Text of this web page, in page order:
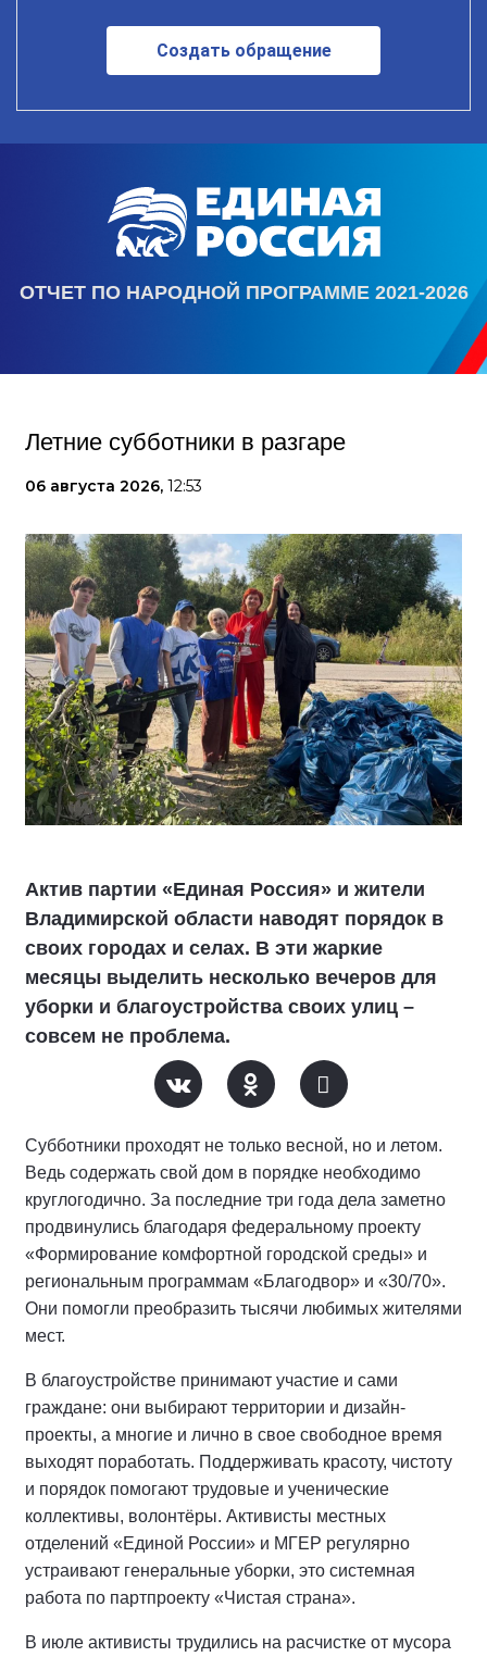
Создать обращение
ОТЧЕТ ПО НАРОДНОЙ ПРОГРАММЕ 2021-2026
Летние субботники в разгаре
06 августа 2026, 12:53
Актив партии «Единая Россия» и жители
Владимирской области наводят порядок в
своих городах и селах. В эти жаркие
месяцы выделить несколько вечеров для
уборки и благоустройства своих улиц –
совсем не проблема.
Субботники проходят не только весной, но и летом.
Ведь содержать свой дом в порядке необходимо
круглогодично. За последние три года дела заметно
продвинулись благодаря федеральному проекту
«Формирование комфортной городской среды» и
региональным программам «Благодвор» и «30/70».
Они помогли преобразить тысячи любимых жителями
мест.
В благоустройстве принимают участие и сами
граждане: они выбирают территории и дизайн-
проекты, а многие и лично в свое свободное время
выходят поработать. Поддерживать красоту, чистоту
и порядок помогают трудовые и ученические
коллективы, волонтёры. Активисты местных
отделений «Единой России» и МГЕР регулярно
устраивают генеральные уборки, это системная
работа по партпроекту «Чистая страна».
В июле активисты трудились на расчистке от мусора